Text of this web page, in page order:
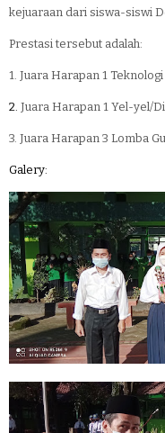
kejuaraan dari siswa-siswi
Prestasi tersebut adalah:
1. Juara Harapan 1
2. Juara Harapan 1 Yel-yel/
3. Juara Harapan 3 Lomba
Galery: